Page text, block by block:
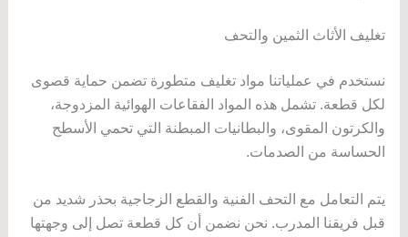
تغليف الأثاث الثمين والتحف
نستخدم في عملياتنا مواد تغليف متطورة تضمن حماية قصوى
لكل قطعة. تشمل هذه المواد الفقاعات الهوائية المزدوجة،
والكرتون المقوى، والبطانيات المبطنة التي تحمي الأسطح
الحساسة من الصدمات.
يتم التعامل مع التحف الفنية والقطع الزجاجية بحذر شديد من
قبل فريقنا المدرب. نحن نضمن أن كل قطعة تصل إلى وجهتها